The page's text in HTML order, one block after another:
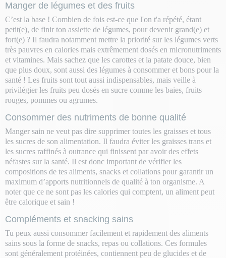
Manger de légumes et des fruits
C’est la base ! Combien de fois est-ce que l'on t'a répété, étant
petit(e), de finir ton assiette de légumes, pour devenir grand(e) et
fort(e) ? Il faudra notamment mettre la priorité sur les légumes verts
très pauvres en calories mais extrêmement dosés en micronutriments
et vitamines. Mais sachez que les carottes et la patate douce, bien
que plus doux, sont aussi des légumes à consommer et bons pour la
santé ! Les fruits sont tout aussi indispensables, mais veille à
privilégier les fruits peu dosés en sucre comme les baies, fruits
rouges, pommes ou agrumes.
Consommer des nutriments de bonne qualité
Manger sain ne veut pas dire supprimer toutes les graisses et tous
les sucres de son alimentation. Il faudra éviter les graisses trans et
les sucres raffinés à outrance qui finissent par avoir des effets
néfastes sur la santé. Il est donc important de vérifier les
compositions de tes aliments, snacks et collations pour garantir un
maximum d’apports nutritionnels de qualité à ton organisme. A
noter que ce ne sont pas les calories qui comptent, un aliment peut
être calorique et sain !
Compléments et snacking sains
Tu peux aussi consommer facilement et rapidement des aliments
sains sous la forme de snacks, repas ou collations. Ces formules
sont généralement protéinées, contiennent peu de glucides et de